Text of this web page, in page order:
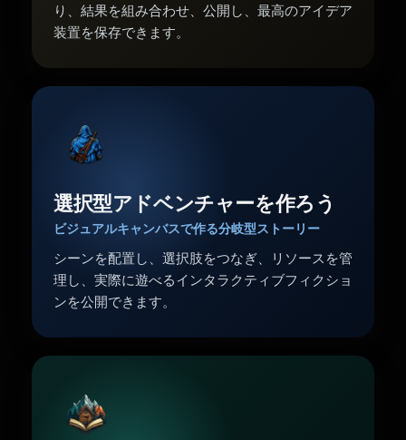
り、結果を組み合わせ、公開し、最高のアイデア
装置を保存できます。
選択型アドベンチャーを作ろう
ビジュアルキャンバスで作る分岐型ストーリー
シーンを配置し、選択肢をつなぎ、リソースを管
理し、実際に遊べるインタラクティブフィクショ
ンを公開できます。